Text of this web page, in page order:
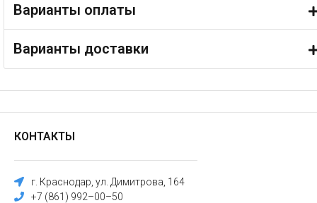
Варианты оплаты
Варианты доставки
КОНТАКТЫ
г. Краснодар, ул. Димитрова, 164
+7 (861) 992–00–50